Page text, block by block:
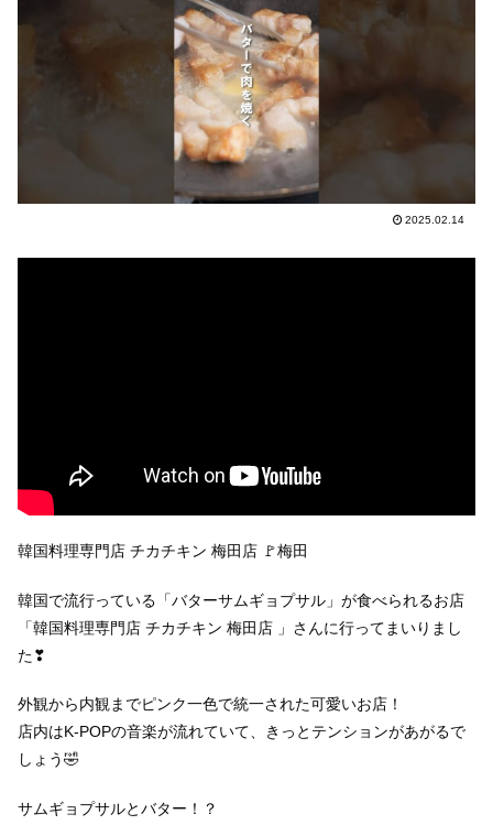
2025.02.14
韓国料理専門店 チカチキン 梅田店 🚩梅田
韓国で流行っている「バターサムギョプサル」が食べられるお店
「韓国料理専門店 チカチキン 梅田店 」さんに行ってまいりまし
た❣
外観から内観までピンク一色で統一された可愛いお店！
店内はK-POPの音楽が流れていて、きっとテンションがあがるで
しょう🤣
サムギョプサルとバター！？